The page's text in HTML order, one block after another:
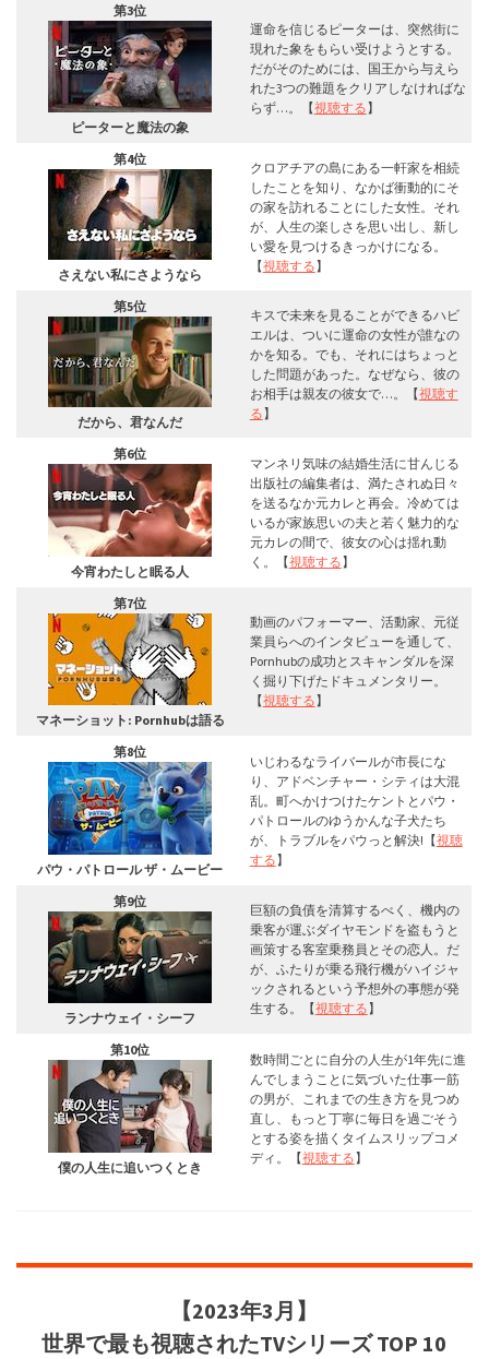
第3位
ピーターと魔法の象
運命を信じるピーターは、突然街に
現れた象をもらい受けようとする。
だがそのためには、国王から与えら
れた3つの難題をクリアしなければな
らず…。【視聴する】
第4位
さえない私にさようなら
クロアチアの島にある一軒家を相続
したことを知り、なかば衝動的にそ
の家を訪れることにした女性。それ
が、人生の楽しさを思い出し、新し
い愛を見つけるきっかけになる。
【視聴する】
第5位
だから、君なんだ
キスで未来を見ることができるハビ
エルは、ついに運命の女性が誰なの
かを知る。でも、それにはちょっと
した問題があった。なぜなら、彼の
お相手は親友の彼女で…。【視聴す
る】
第6位
今宵わたしと眠る人
マンネリ気味の結婚生活に甘んじる
出版社の編集者は、満たされぬ日々
を送るなか元カレと再会。冷めては
いるが家族思いの夫と若く魅力的な
元カレの間で、彼女の心は揺れ動
く。【視聴する】
第7位
マネーショット: Pornhubは語る
動画のパフォーマー、活動家、元従
業員らへのインタビューを通して、
Pornhubの成功とスキャンダルを深
く掘り下げたドキュメンタリー。
【視聴する】
第8位
パウ・パトロール ザ・ムービー
いじわるなライバールが市長にな
り、アドベンチャー・シティは大混
乱。町へかけつけたケントとパウ・
パトロールのゆうかんな子犬たち
が、トラブルをパウっと解決!【視聴
する】
第9位
ランナウェイ・シーフ
巨額の負債を清算するべく、機内の
乗客が運ぶダイヤモンドを盗もうと
画策する客室乗務員とその恋人。だ
が、ふたりが乗る飛行機がハイジャ
ックされるという予想外の事態が発
生する。【視聴する】
第10位
僕の人生に追いつくとき
数時間ごとに自分の人生が1年先に進
んでしまうことに気づいた仕事一筋
の男が、これまでの生き方を見つめ
直し、もっと丁寧に毎日を過ごそう
とする姿を描くタイムスリップコメ
ディ。【視聴する】
【2023年3月 】
世界で最も視聴されたTVシリーズTOP 10